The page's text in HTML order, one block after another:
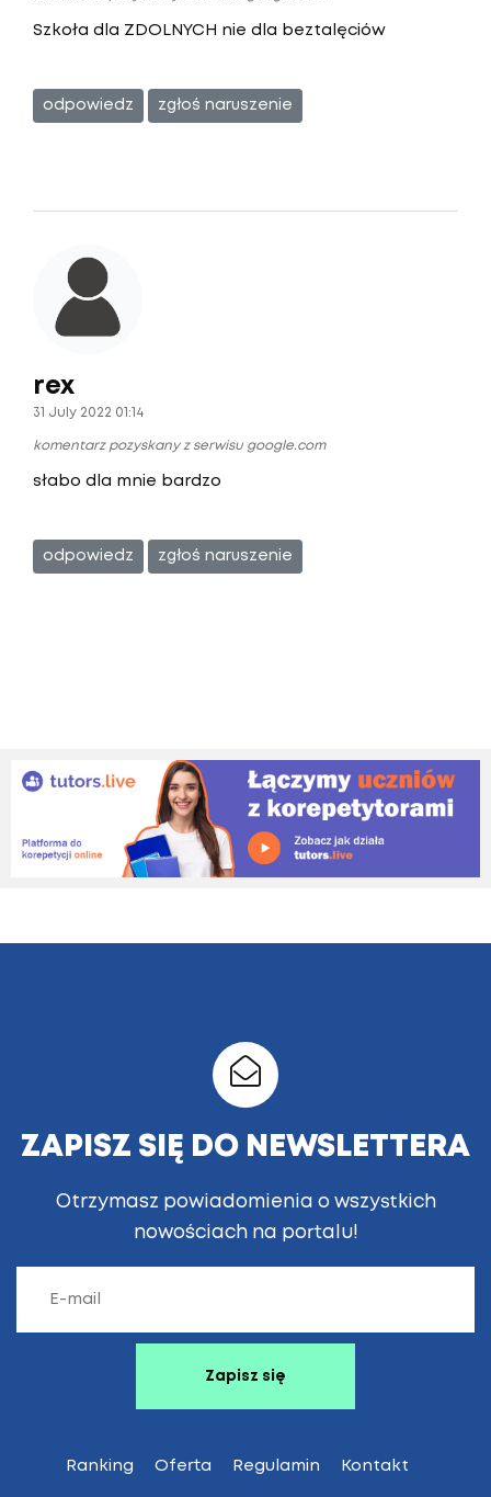
Szkoła dla ZDOLNYCH nie dla beztalęciów
odpowiedz zgłoś naruszenie
rex
31 July 2022 01:14
komentarz pozyskany z serwisu google.com
słabo dla mnie bardzo
odpowiedz zgłoś naruszenie
ZAPISZ SIĘ DO NEWSLETTERA
Otrzymasz powiadomienia o wszystkich
nowościach na portalu!
Ranking Oferta Regulamin Kontakt